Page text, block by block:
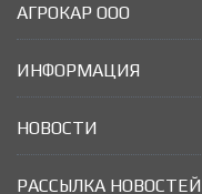
АГРОКАР ООО
ИНФОРМАЦИЯ
НОВОСТИ
РАССЫЛКА НОВОСТЕЙ